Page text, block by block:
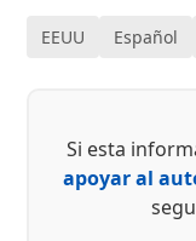
EEUU Español
Si esta
apoyar al